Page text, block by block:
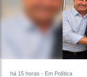
há 15 horas - Em Política